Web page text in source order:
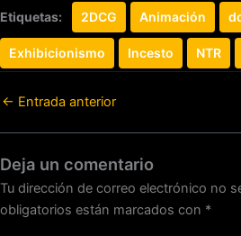
Etiquetas: 2DCG Animación
Exhibicionismo Incesto NTR
← Entrada anterior
Deja un comentario
Tu dirección de correo electrónico no
obligatorios están marcados con *